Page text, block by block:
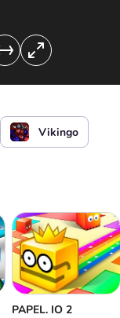
batalla o
Vikingo
PAPEL. IO 2